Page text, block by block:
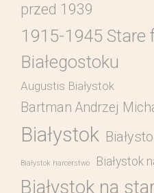
przed 1939
1915-1945 Stare
Białegostoku
Augustis Białystok
Bartman Andrzej
Białystok
Białystok harcerstwo Białystok
Białystok na